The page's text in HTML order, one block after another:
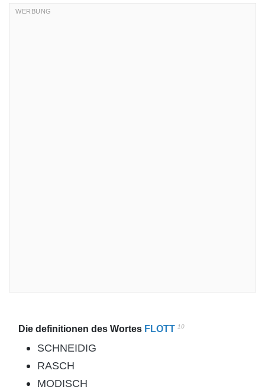
Die definitionen des Wortes FLOTT 10
SCHNEIDIG
RASCH
MODISCH